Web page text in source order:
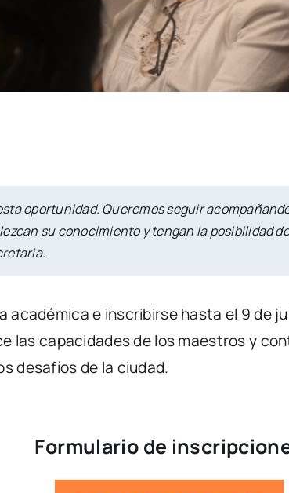
oportunidad. Queremos seguir
su conocimiento y tengan la posibilidad
e inscribirse hasta el 9 de
las capacidades de los maestros y
desafíos de la ciudad.
Formulario de